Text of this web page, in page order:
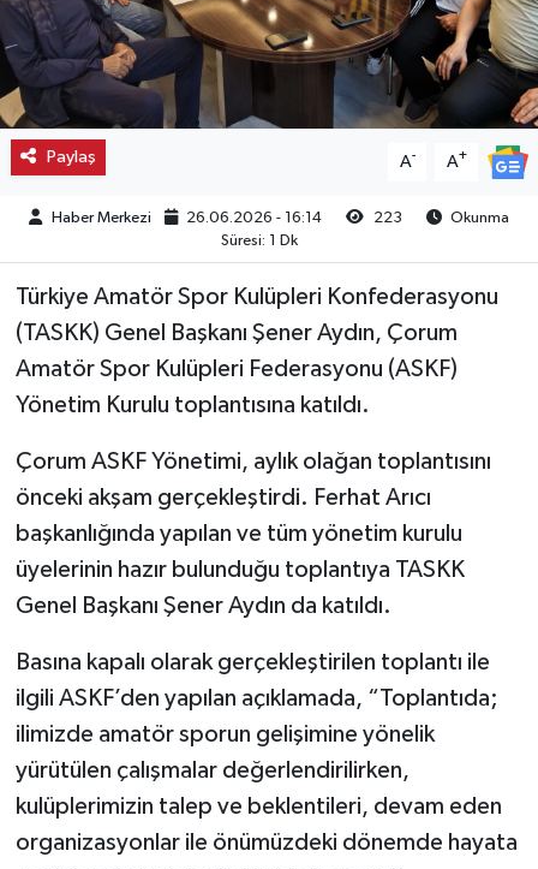
Paylaş A- A+
Haber Merkezi 26.06.2026 - 16:14 223
Okunma
Süresi: 1 Dk
Türkiye Amatör Spor Kulüpleri Konfederasyonu
(TASKK) Genel Başkanı Şener Aydın, Çorum
Amatör Spor Kulüpleri Federasyonu (ASKF)
Yönetim Kurulu toplantısına katıldı.
Çorum ASKF Yönetimi, aylık olağan toplantısını
önceki akşam gerçekleştirdi. Ferhat Arıcı
başkanlığında yapılan ve tüm yönetim kurulu
üyelerinin hazır bulunduğu toplantıya TASKK
Genel Başkanı Şener Aydın da katıldı.
Basına kapalı olarak gerçekleştirilen toplantı ile
ilgili ASKF’den yapılan açıklamada, “Toplantıda;
ilimizde amatör sporun gelişimine yönelik
yürütülen çalışmalar değerlendirilirken,
kulüplerimizin talep ve beklentileri, devam eden
organizasyonlar ile önümüzdeki dönemde hayata
Kargı
Mecitözü
Oğuzlar
Ortaköy
Osmancık
Sungurlu
Uğurludağ
Sağlık